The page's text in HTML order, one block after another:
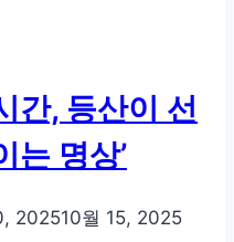
간, 등산이 선
는 명상’
202510월 15, 2025